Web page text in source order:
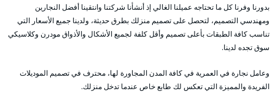
بدورنا وفرنا كل ما تحتاجه عميلنا الغالي إذ أنشأنا شركتنا وانتقينا أفضل النجارين
ومهندسي التصميم، لتحصل على تصميم منزلك بطرق حديثة، ولدينا جميع الأسعار التي
تناسب كافة الطبقات بأعلى تصميم وأقل كلفة لجميع الأشكال والأذواق مودرن وكلاسيكي
سوق تجده لدينا.
وعامل نجارة في العمرية في كافة المدن المجاورة لها، محترف في تصميم الموديلات
الفريدة والمميزة التي تعكس لك طابع خاص عندما تدخل منزلك.